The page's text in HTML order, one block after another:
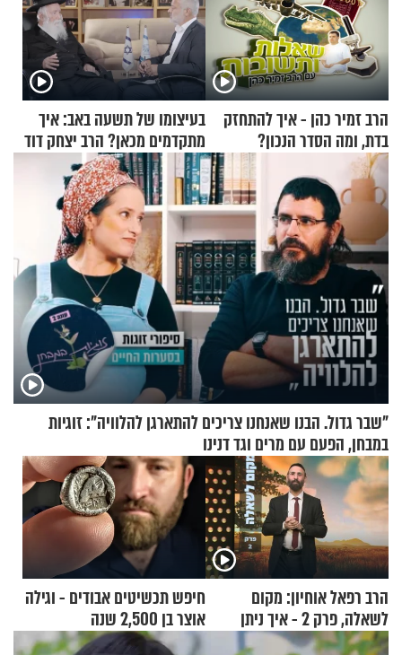
הרב זמיר כהן - איך להתחזק
בדת, ומה הסדר הנכון?
בעיצומו של תשעה באב: איך
מתקדמים מכאן? הרב יצחק דוד
גרוסמן בשיחה מיוחדת
"שבר גדול. הבנו שאנחנו צריכים להתארגן להלוויה": זוגיות
במבחן, הפעם עם מרים וגד דנינו
הרב רפאל אוחיון: מקום
לשאלה, פרק 2 - איך ניתן
להוכיח שהתורה משמיים?
חיפש תכשיטים אבודים - וגילה
אוצר בן 2,500 שנה